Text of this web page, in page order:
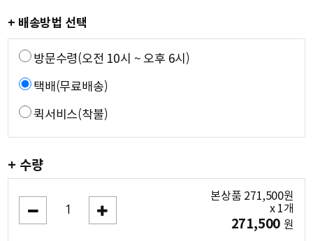
+ 배송방법 선택
방문수령(오전 10시 ~ 오후 6시)
택배(무료배송)
퀵서비스(착불)
+ 수량
본상품 271,500원
x 1 개
271,500 원